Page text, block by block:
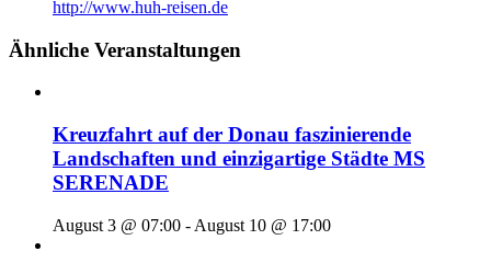
http://www.huh-reisen.de
Ähnliche Veranstaltungen
Kreuzfahrt auf der Donau faszinierende
Landschaften und einzigartige Städte MS
SERENADE
August 3 @ 07:00 - August 10 @ 17:00